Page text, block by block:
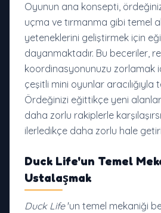
Oyunun ana konsepti,
uçma ve tırmanma gibi temel
yeteneklerini geliştirmek için
dayanmaktadır. Bu beceriler,
koordinasyonunuzu zorlamak
çeşitli mini oyunlar aracılığıyla
Ördeğinizi eğittikçe yeni
daha zorlu rakiplerle
ilerledikçe daha zorlu hale
Duck Life'un Temel
Ustalaşmak
Duck Life'un temel mekaniği